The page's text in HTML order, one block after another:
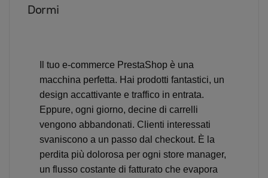
Dormi
Il tuo e-commerce PrestaShop è una
macchina perfetta. Hai prodotti fantastici, un
design accattivante e traffico in entrata.
Eppure, ogni giorno, decine di carrelli
vengono abbandonati. Clienti interessati
svaniscono a un passo dal checkout. È la
perdita più dolorosa per ogni store manager,
un flusso costante di fatturato che evapora